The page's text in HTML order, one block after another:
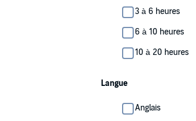
3 à 6 heures
6 à 10 heures
10 à 20 heures
Langue
Anglais